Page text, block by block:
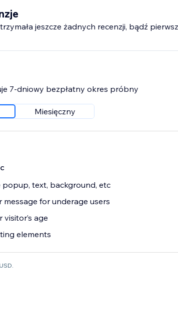
jeszcze żadnych recenzji, bądź
7-dniowy bezpłatny okres próbny
Miesięczny
popup, text, background, etc
message for underage users
visitor’s age
elements